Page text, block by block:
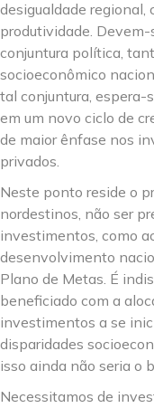
desigualdade regional,
produtividade.
conjuntura política,
socioeconômico
tal conjuntura, espera-
em um novo ciclo de
de maior ênfase nos
privados.
Neste ponto reside o
nordestinos, não ser
investimentos, como
desenvolvimento
Plano de Metas. É
beneficiado com a
investimentos a se
disparidades
isso ainda não seria o
Necessitamos de